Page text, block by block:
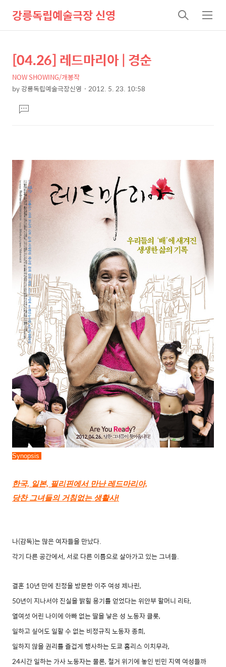
강릉독립예술극장 신영
검
색
메
뉴
상
세
컨
텐
츠
본
문
제
목
[04.26] 레드마리아 | 경순
NOW SHOWING/개봉작
by강릉독립예술극장신영 2012. 5. 23. 10:58
문댓
글
Synopsis
한국, 일본, 필리핀에서 만난 레드마리아,
당찬 그녀들의 거침없는 생활사!
나(감독)는 많은 여자들을 만났다.
각기 다른 공간에서, 서로 다른 이름으로 살아가고 있는 그녀들.
결혼 10년 만에 친정을 방문한 이주 여성 제나린,
50년이 지나서야 진실을 밝힐 용기를 얻었다는 위안부 할머니 리타,
열여섯 어린 나이에 아빠 없는 딸을 낳은 성 노동자 클롯,
일하고 싶어도 일할 수 없는 비정규직 노동자 종희,
일하지 않을 권리를 즐겁게 행사하는 도쿄 홈리스 이치무라,
24시간 일하는 가사 노동자는 물론, 철거 위기에 놓인 빈민 지역 여성들까